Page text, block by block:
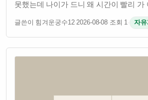
못했는데 나이가 드니 왜 시간이 빨리
글쓴이 힘겨운궁수12·2026-08-08·조회 1· 자